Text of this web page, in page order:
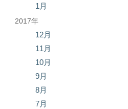
1月
2017年
12月
11月
10月
9月
8月
7月